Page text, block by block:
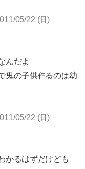
05/22 (日)
んだよ
鬼の子供作るのは幼
05/22 (日)
かるはずだけども